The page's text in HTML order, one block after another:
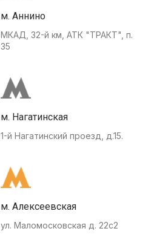
м. Аннино
МКАД, 32-й км, АТК "ТРАКТ", п.
35
м. Нагатинская
1-й Нагатинский проезд, д.15.
м. Алексеевская
ул. Маломосковская д. 22с2